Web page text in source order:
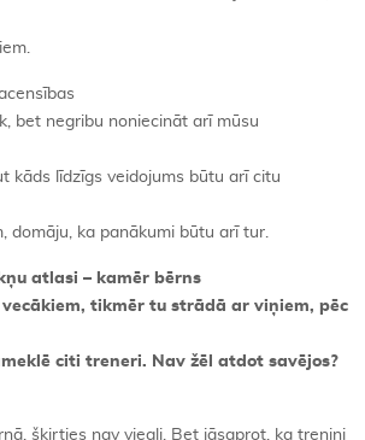
bet negribu noniecināt arī mūsu
kāds līdzīgs veidojums būtu arī citu
domāju, ka panākumi būtu arī tur.
atlasi – kamēr bērns
tikmēr tu strādā ar viņiem, pēc
citi treneri. Nav žēl atdot savējos?
šķirties nav viegli. Bet jāsaprot, ka treniņi